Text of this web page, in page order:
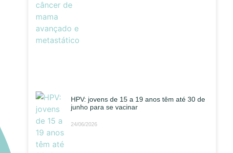
HPV: jovens de 15 a 19 anos têm até 30 de
junho para se vacinar
24/06/2026